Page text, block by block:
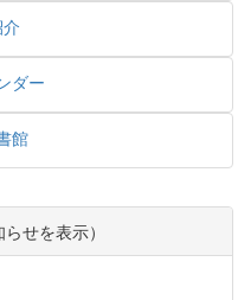
ダー
館
せを表示）